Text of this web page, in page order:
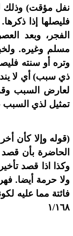
نفل مؤقت) وذلك
فليصلها إذا
الفجر، وبعد
مسلم وغيره.
وتره أو سنته
ذي سبب) أي لا
لعارض السبب
تمثيل لذي
(قوله وإلا كأن
الحاضرة بأن قصد
وكذا اذا قصد
ولا حرمة أيضا.
فائتة مما عليه
١/١٦٨